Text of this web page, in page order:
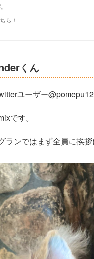
ら！
くん
ユーザー
です。
ランではまず全員に挨拶